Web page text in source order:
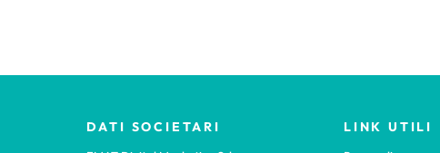
DATI SOCIETARI LINK UTILI